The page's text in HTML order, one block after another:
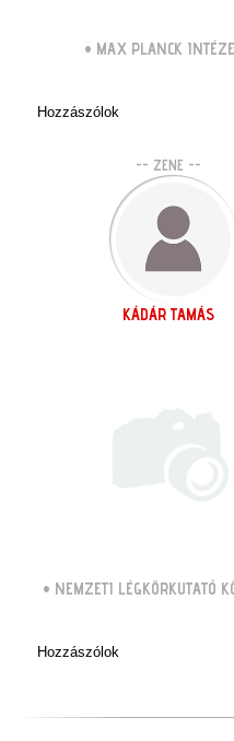
• MAX PLANCK
Hozzászólok
-- ZENE --
KÁDÁR TAMÁS
• NEMZETI LÉGKÖRKUTATÓ
Hozzászólok